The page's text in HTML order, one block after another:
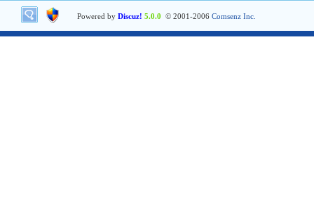
Powered by Discuz! 5.0.0 © 2001-2006 Comsenz Inc.